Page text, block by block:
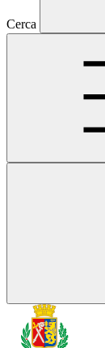
Cerca